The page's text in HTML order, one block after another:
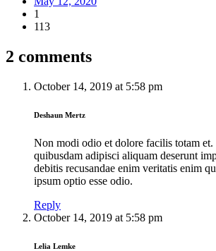
1
113
2 comments
October 14, 2019 at 5:58 pm
Deshaun Mertz
Non modi odio et dolore facilis totam
quibusdam adipisci aliquam deserunt
debitis recusandae enim veritatis enim
ipsum optio esse odio.
Reply
October 14, 2019 at 5:58 pm
Lelia Lemke